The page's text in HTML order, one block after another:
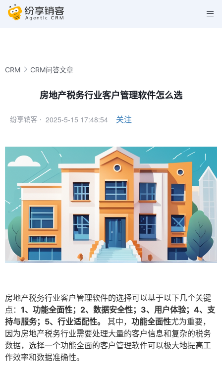
CRM CRM问答文章
房地产税务行业客户管理软件怎么选
纷享销客 · 2025-5-15 17:48:54 关注
房地产税务行业客户管理软件的选择可以基于以下几个关键
点： 1、功能全面性；2、数据安全性；3、用户体验；4、支
持与服务；5、行业适配性。
其中， 功能全面性尤为重要，
因为房地产税务行业需要处理大量的客户信息和复杂的税务
数据，选择一个功能全面的客户管理软件可以极大地提高工
作效率和数据准确性。